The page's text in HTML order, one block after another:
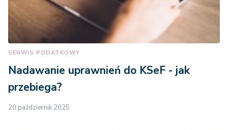
SERWIS PODATKOWY
Nadawanie uprawnień do KSeF - jak
przebiega?
20 październik 2025